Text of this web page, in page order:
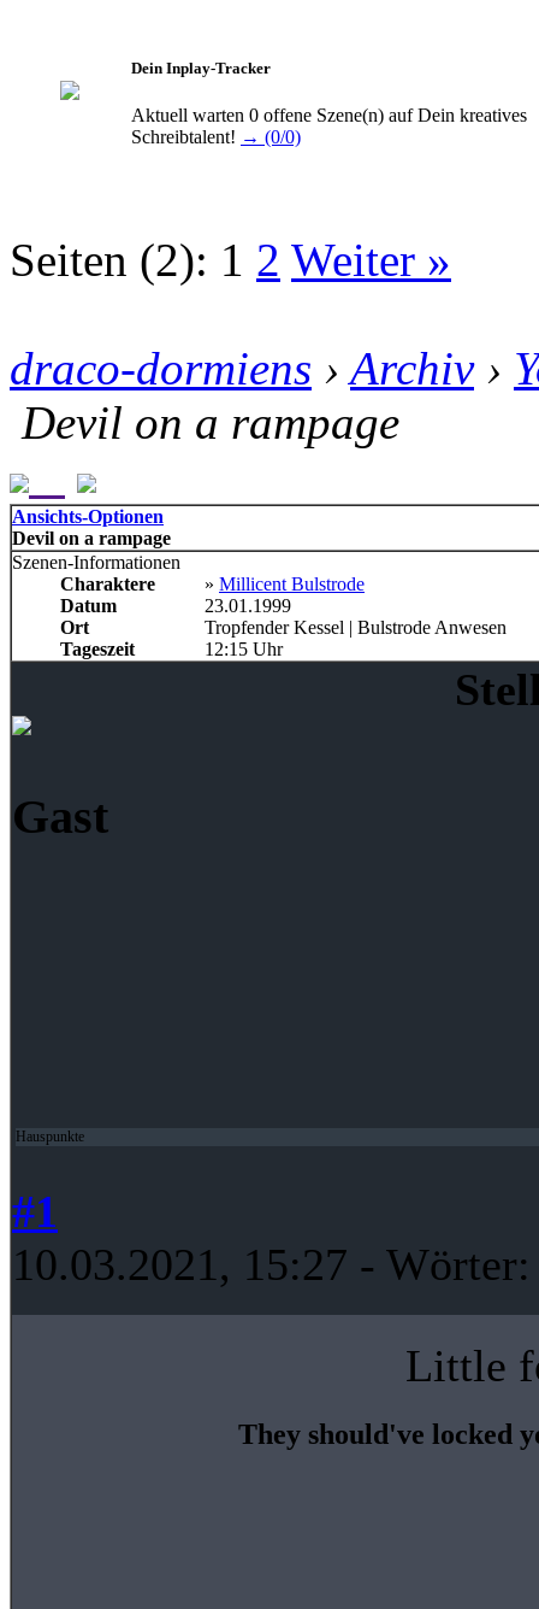
Dein Inplay-Tracker
Aktuell warten 0 offene Szene(n) auf Dein kreatives
Schreibtalent! → (0/0)
Seiten (2): 1 2 Weiter »
draco-dormiens ›Archiv›
Devil on a rampage
Ansichts-Optionen
Devil on a rampage
Szenen-Informationen
Charaktere
» Millicent Bulstrode
Datum
23.01.1999
Ort
Tropfender Kessel | Bulstrode Anwesen
Tageszeit
12:15 Uhr
Gast
Hauspunkte
#1
10.03.2021, 15:27 -
Little
They should've locked